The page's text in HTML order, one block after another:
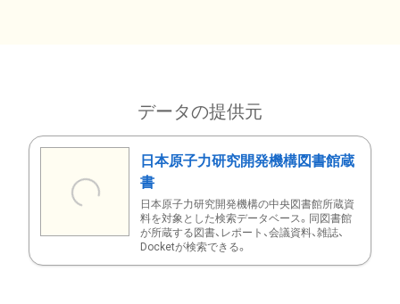
データの提供元
日本原子力研究開発機構図書館蔵
書
日本原子力研究開発機構の中央図書館所蔵資
料を対象とした検索データベース。同図書館
が所蔵する図書、レポート、会議資料、雑誌、
Docketが検索できる。